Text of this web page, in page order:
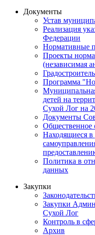
Документы
Устав
Реализация
Федерации
Нормативные
Проекты
(независимая
Программа
детей на
Сухой Лог на
Документы
Общественное
Находящиеся в
Политика в
данных
Закупки
Закупки
Сухой Лог
Контроль в
Архив